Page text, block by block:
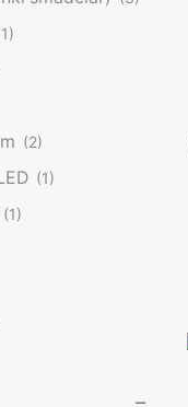
(2)
(1)
(1)